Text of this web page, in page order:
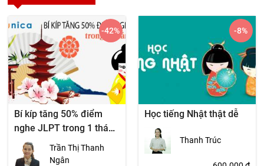
Bí kíp tăng 50% điểm
nghe JLPT trong 1 tháng
– N5
Trần Thị Thanh
Ngân
-42%
Học tiếng Nhật thật dễ
Thanh Trúc
-8%